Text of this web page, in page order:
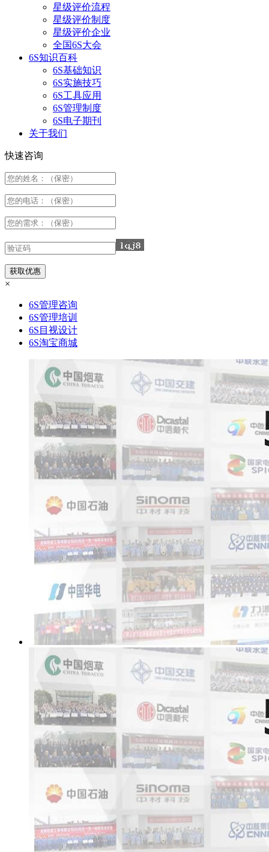
星级评价流程
星级评价制度
星级评价企业
全国6S大会
6S知识百科
6S基础知识
6S实施技巧
6S工具应用
6S管理制度
6S电子期刊
关于我们
快速咨询
×
6S管理咨询
6S管理培训
6S目视设计
6S淘宝商城